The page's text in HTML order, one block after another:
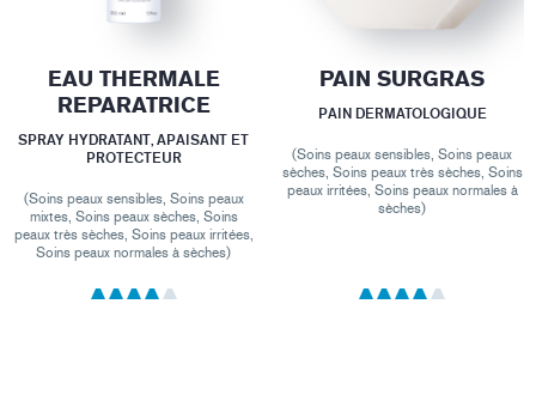
EAU THERMALE
REPARATRICE
SPRAY HYDRATANT, APAISANT ET
PROTECTEUR
(Soins peaux sensibles, Soins peaux
mixtes, Soins peaux sèches, Soins
peaux très sèches, Soins peaux irritées,
Soins peaux normales à sèches)
PAIN SURGRAS
PAIN DERMATOLOGIQUE
(Soins peaux sensibles, Soins peaux
sèches, Soins peaux très sèches, Soins
peaux irritées, Soins peaux normales à
sèches)